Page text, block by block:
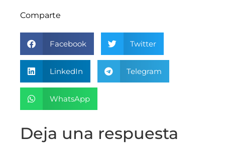
Comparte
Facebook Twitter
LinkedIn Telegram
WhatsApp
Deja una respuesta